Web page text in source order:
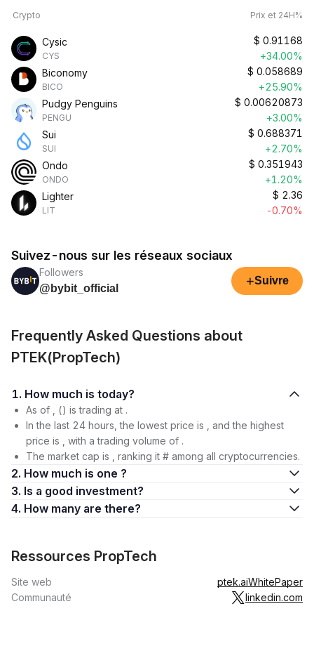
Crypto Prix et 24H%
Cysic
CYS
$ 0.91168
+34.00%
Biconomy
BICO
$ 0.058689
+25.90%
Pudgy Penguins
PENGU
$ 0.00620873
+3.00%
Sui
SUI
$ 0.688371
+2.70%
Ondo
ONDO
$ 0.351943
+1.20%
Lighter
LIT
$ 2.36
-0.70%
Suivez-nous sur les réseaux sociaux
Followers
@bybit_official
+Suivre
Frequently Asked Questions about
PTEK(PropTech)
1. How much is today?
As of , () is trading at .
In the last 24 hours, the lowest price is , and the highest
price is , with a trading volume of .
The market cap is , ranking it # among all cryptocurrencies.
2. How much is one ?
3. Is a good investment?
4. How many are there?
Ressources PropTech
Site web ptek.aiWhitePaper
Communauté
linkedin.com